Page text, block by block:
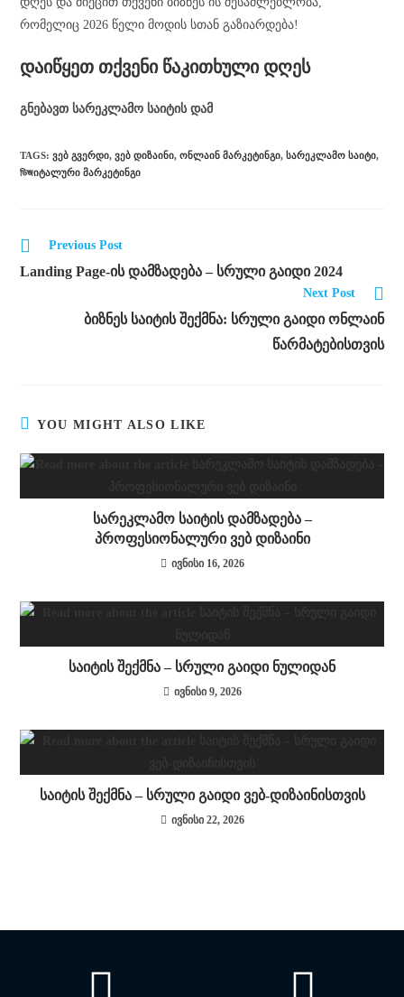
რომელიც 2026 წელი მოდის სთან გაზიარდება!
დაიწყეთ თქვენი წაკითხული დღეს
გნებავთ სარეკლამო საიტის დამ
TAGS:ᲕᲔᲑ ᲒᲕᲔᲠᲓᲘ, ᲕᲔᲑ ᲓᲘᲖᲐᲘᲜᲘ, ᲝᲜᲚᲐᲘᲜ ᲛᲐᲠᲙᲔᲢᲘᲜᲒᲘ, ᲡᲐᲠᲔᲙᲚᲐᲛᲝ ᲡᲐᲘᲢᲘ,
ডিজᲘᲢᲐᲚᲣᲠᲘ ᲛᲐᲠᲙᲔᲢᲘᲜᲒᲘ
Previous Post
Landing Page-ის დამზადება – სრული გაიდი 2024
Next Post
ბიზნეს საიტის შექმნა: სრული გაიდი ონლაინ
წარმატებისთვის
YOU MIGHT ALSO LIKE
სარეკლამო საიტის დამზადება –
პროფესიონალური ვებ დიზაინი
ივნისი 16, 2026
საიტის შექმნა – სრული გაიდი ნულიდან
ივნისი 9, 2026
საიტის შექმნა – სრული გაიდი ვებ-დიზაინისთვის
ივნისი 22, 2026